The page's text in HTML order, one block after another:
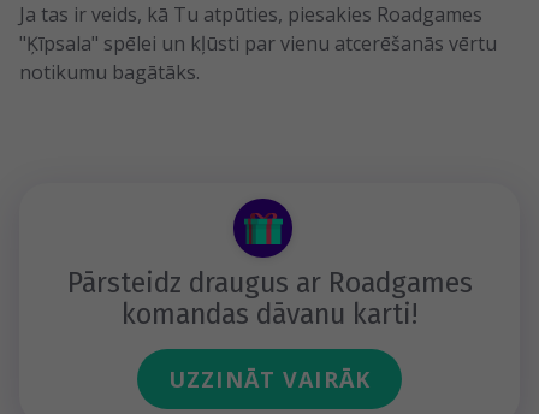
Ja tas ir veids, kā Tu atpūties, piesakies Roadgames
"Ķīpsala" spēlei un kļūsti par vienu atcerēšanās vērtu
notikumu bagātāks.
Pārsteidz draugus ar Roadgames
komandas dāvanu karti!
UZZINĀT VAIRĀK